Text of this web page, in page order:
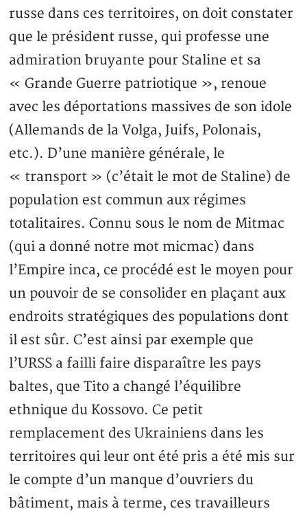
russe dans ces territoires, on doit constater
que le président russe, qui professe une
admiration bruyante pour Staline et sa
« Grande Guerre patriotique », renoue
avec les déportations massives de son idole
(Allemands de la Volga, Juifs, Polonais,
etc.). D’une manière générale, le
« transport » (c’était le mot de Staline) de
population est commun aux régimes
totalitaires. Connu sous le nom de Mitmac
(qui a donné notre mot micmac) dans
l’Empire inca, ce procédé est le moyen pour
un pouvoir de se consolider en plaçant aux
endroits stratégiques des populations dont
il est sûr. C’est ainsi par exemple que
l’URSS a failli faire disparaître les pays
baltes, que Tito a changé l’équilibre
ethnique du Kossovo. Ce petit
remplacement des Ukrainiens dans les
territoires qui leur ont été pris a été mis sur
le compte d’un manque d’ouvriers du
bâtiment, mais à terme, ces travailleurs